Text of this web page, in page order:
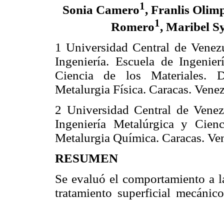
Sonia Camero1, Franlis
Romero1, Maribel
1 Universidad Central de
Ingeniería. Escuela de
Ciencia de los Materiales.
Metalurgia Física. Caracas.
2 Universidad Central de
Ingeniería Metalúrgica y
Metalurgia Química. Caracas.
RESUMEN
Se evaluó el comportamiento
tratamiento superficial